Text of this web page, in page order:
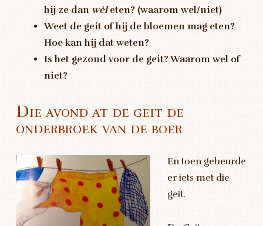
hij ze dan wèleten? (waarom wel/niet)
Weet de geit of hij de bloemen mag eten?
Hoe kan hij dat weten?
Is het gezond voor de geit? Waarom wel of
niet?
Die avond at de geit de
onderbroek van de boer
En toen gebeurde
er iets met die
geit.